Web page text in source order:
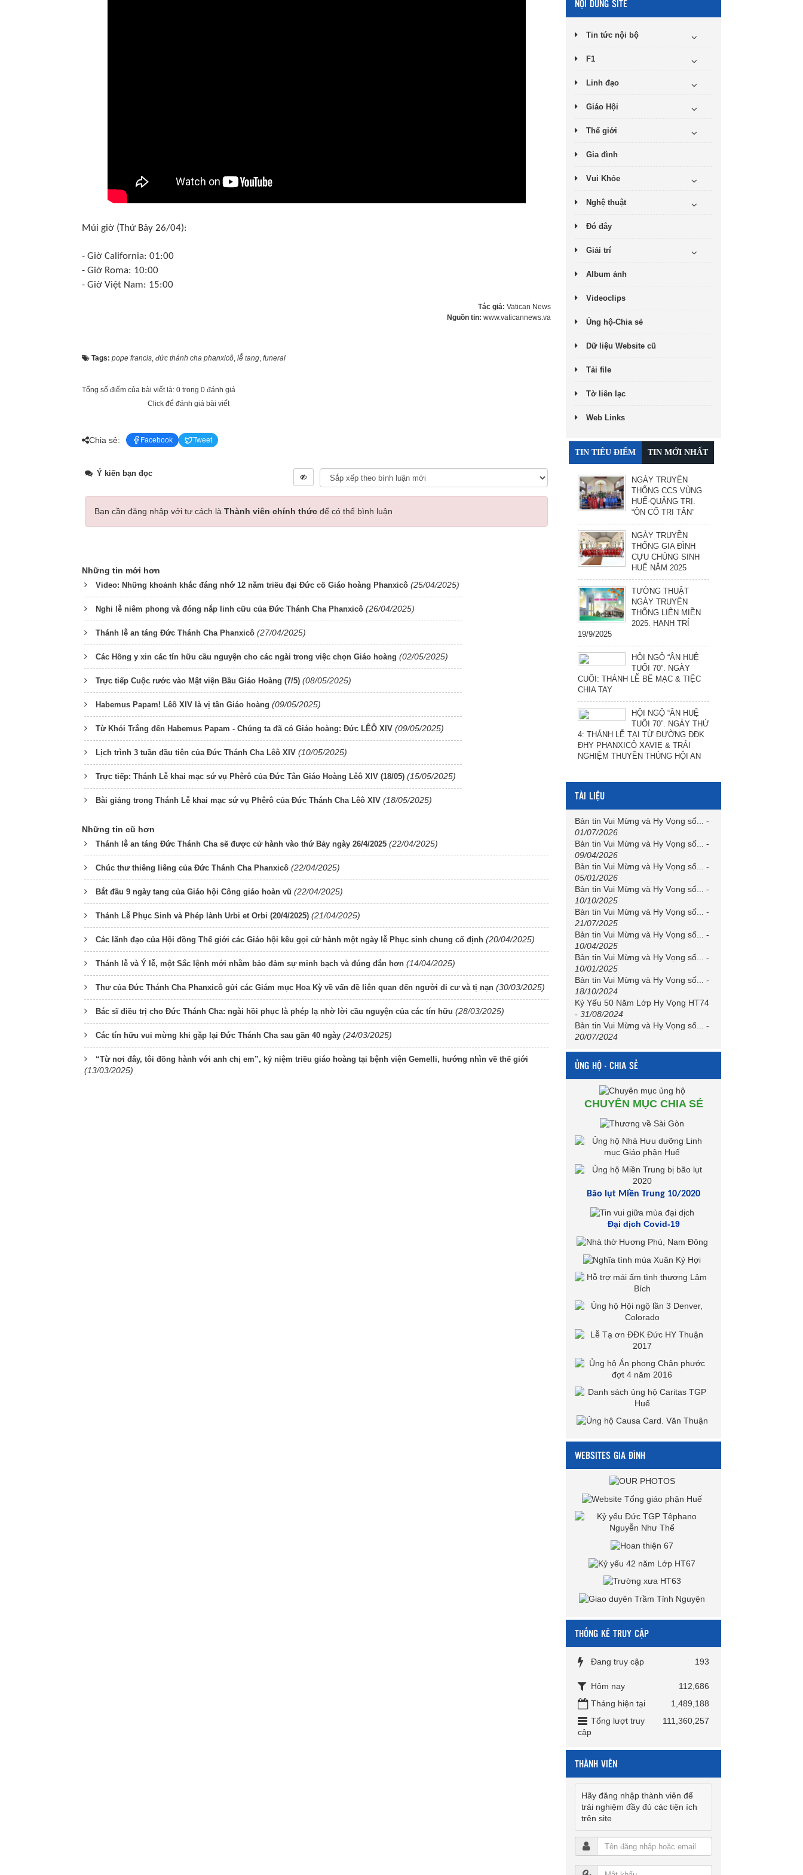
Múi giờ (Thứ Bảy 26/04):
- Giờ California: 01:00
- Giờ Roma: 10:00
- Giờ Việt Nam: 15:00
Tác giả: Vatican News
Nguồn tin: www.vaticannews.va
Tags: pope francis, đức thánh cha phanxicô, lễ tang, funeral
Tổng số điểm của bài viết là: 0 trong 0 đánh giá
Click để đánh giá bài viết
Chia sẻ: Facebook Tweet
Ý kiến bạn đọc
Bạn cần đăng nhập với tư cách là Thành viên chính thức để có thể bình luận
Những tin mới hơn
Video: Những khoảnh khắc đáng nhớ 12 năm triều đại Đức cố Giáo hoàng Phanxicô (25/04/2025)
Nghi lễ niêm phong và đóng nắp linh cữu của Đức Thánh Cha Phanxicô (26/04/2025)
Thánh lễ an táng Đức Thánh Cha Phanxicô (27/04/2025)
Các Hồng y xin các tín hữu cầu nguyện cho các ngài trong việc chọn Giáo hoàng (02/05/2025)
Trực tiếp Cuộc rước vào Mật viện Bầu Giáo Hoàng (7/5) (08/05/2025)
Habemus Papam! Lêô XIV là vị tân Giáo hoàng (09/05/2025)
Từ Khói Trắng đến Habemus Papam - Chúng ta đã có Giáo hoàng: Đức LÊÔ XIV (09/05/2025)
Lịch trình 3 tuần đầu tiên của Đức Thánh Cha Lêô XIV (10/05/2025)
Trực tiếp: Thánh Lễ khai mạc sứ vụ Phêrô của Đức Tân Giáo Hoàng Lêô XIV (18/05) (15/05/2025)
Bài giảng trong Thánh Lễ khai mạc sứ vụ Phêrô của Đức Thánh Cha Lêô XIV (18/05/2025)
Những tin cũ hơn
Thánh lễ an táng Đức Thánh Cha sẽ được cử hành vào thứ Bảy ngày 26/4/2025 (22/04/2025)
Chúc thư thiêng liêng của Đức Thánh Cha Phanxicô (22/04/2025)
Bắt đầu 9 ngày tang của Giáo hội Công giáo hoàn vũ (22/04/2025)
Thánh Lễ Phục Sinh và Phép lành Urbi et Orbi (20/4/2025) (21/04/2025)
Các lãnh đạo của Hội đồng Thế giới các Giáo hội kêu gọi cử hành một ngày lễ Phục sinh chung cố định (20/04/2025)
Thánh lễ và Ý lễ, một Sắc lệnh mới nhằm bảo đảm sự minh bạch và đúng đắn hơn (14/04/2025)
Thư của Đức Thánh Cha Phanxicô gửi các Giám mục Hoa Kỳ về vấn đề liên quan đến người di cư và tị nạn (30/03/2025)
Bác sĩ điều trị cho Đức Thánh Cha: ngài hồi phục là phép lạ nhờ lời cầu nguyện của các tín hữu (28/03/2025)
Các tín hữu vui mừng khi gặp lại Đức Thánh Cha sau gần 40 ngày (24/03/2025)
“Từ nơi đây, tôi đồng hành với anh chị em”, kỷ niệm triều giáo hoàng tại bệnh viện Gemelli, hướng nhìn về thế giới
(13/03/2025)
NỘI DUNG SITE
Tin tức nội bộ
F1
Linh đạo
Giáo Hội
Thế giới
Gia đình
Vui Khỏe
Nghệ thuật
Đó đây
Giải trí
Album ảnh
Videoclips
Ủng hộ-Chia sẻ
Dữ liệu Website cũ
Tải file
Tờ liên lạc
Web Links
TIN TIÊU ĐIỂM TIN MỚI NHẤT
NGÀY TRUYỀN
THỐNG CCS VÙNG
HUẾ-QUẢNG TRỊ.
“ÔN CỐ TRI TÂN”
NGÀY TRUYỀN
THỐNG GIA ĐÌNH
CỰU CHỦNG SINH
HUẾ NĂM 2025
TƯỜNG THUẬT
NGÀY TRUYỀN
THỐNG LIÊN MIỀN
2025. HẠNH TRÍ
19/9/2025
HỘI NGỘ “ÂN HUỆ
TUỔI 70”. NGÀY
CUỐI: THÁNH LỄ BẾ MẠC & TIỆC
CHIA TAY
HỘI NGỘ “ÂN HUỆ
TUỔI 70”. NGÀY THỨ
4: THÁNH LỄ TẠI TỪ ĐƯỜNG ĐĐK
ĐHY PHANXICÔ XAVIE & TRẢI
NGHIỆM THUYỀN THÚNG HỘI AN
TÀI LIỆU
Bản tin Vui Mừng và Hy Vọng số...
-
01/07/2026
Bản tin Vui Mừng và Hy Vọng số...
-
09/04/2026
Bản tin Vui Mừng và Hy Vọng số...
-
05/01/2026
Bản tin Vui Mừng và Hy Vọng số...
-
10/10/2025
Bản tin Vui Mừng và Hy Vọng số...
-
21/07/2025
Bản tin Vui Mừng và Hy Vọng số...
-
10/04/2025
Bản tin Vui Mừng và Hy Vọng số...
-
10/01/2025
Bản tin Vui Mừng và Hy Vọng số...
-
18/10/2024
Kỷ Yếu 50 Năm Lớp Hy Vọng HT74
- 31/08/2024
Bản tin Vui Mừng và Hy Vọng số...
-
20/07/2024
ỦNG HỘ - CHIA SẺ
CHUYÊN MỤC CHIA SẺ
Bão lụt Miền Trung 10/2020
Đại dịch Covid-19
WEBSITES GIA ĐÌNH
THỐNG KÊ TRUY CẬP
Đang truy cập 193
Hôm nay
112,686
Tháng hiện tại
1,489,188
Tổng lượt truy
cập
111,360,257
THÀNH VIÊN
Hãy đăng nhập thành viên để
trải nghiệm đầy đủ các tiện ích
trên site